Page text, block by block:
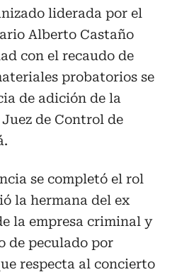
liderada por el
Alberto Castaño
con el recaudo de
probatorios se
de adición de la
de Control de
se completó el rol
la hermana del ex
la empresa criminal y
de peculado por
respecta al concierto